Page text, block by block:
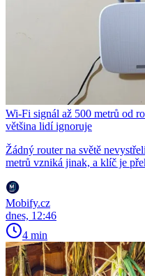
Wi-Fi signál až 500 metrů od
většina lidí ignoruje
Žádný router na světě
metrů vzniká jinak, a klíč je
Mobify.cz
dnes, 12:46
4 min